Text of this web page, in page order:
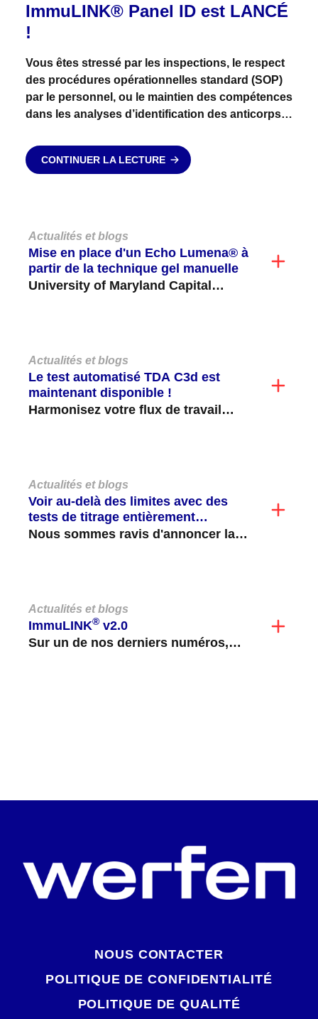
ImmuLINK® Panel ID est LANCÉ
!
Vous êtes stressé par les inspections, le respect
des procédures opérationnelles standard (SOP)
par le personnel, ou le maintien des compétences
dans les analyses d’identification des anticorps ?
d’omissions existent-ils actuellement dans votre
laboratoire ?...
CONTINUER LA LECTURE
Actualités et blogs
Mise en place d'un Echo Lumena® à
partir de la technique gel manuelle
University of Maryland Capital
Actualités et blogs
Le test automatisé TDA C3d est
maintenant disponible !
Harmonisez votre flux de travail
Actualités et blogs
Voir au-delà des limites avec des
tests de titrage entièrement
automatisés
Nous sommes ravis d'annoncer la
Actualités et blogs
ImmuLINK® v2.0
Sur un de nos derniers numéros,
NOUS CONTACTER
POLITIQUE DE CONFIDENTIALITÉ
POLITIQUE DE QUALITÉ